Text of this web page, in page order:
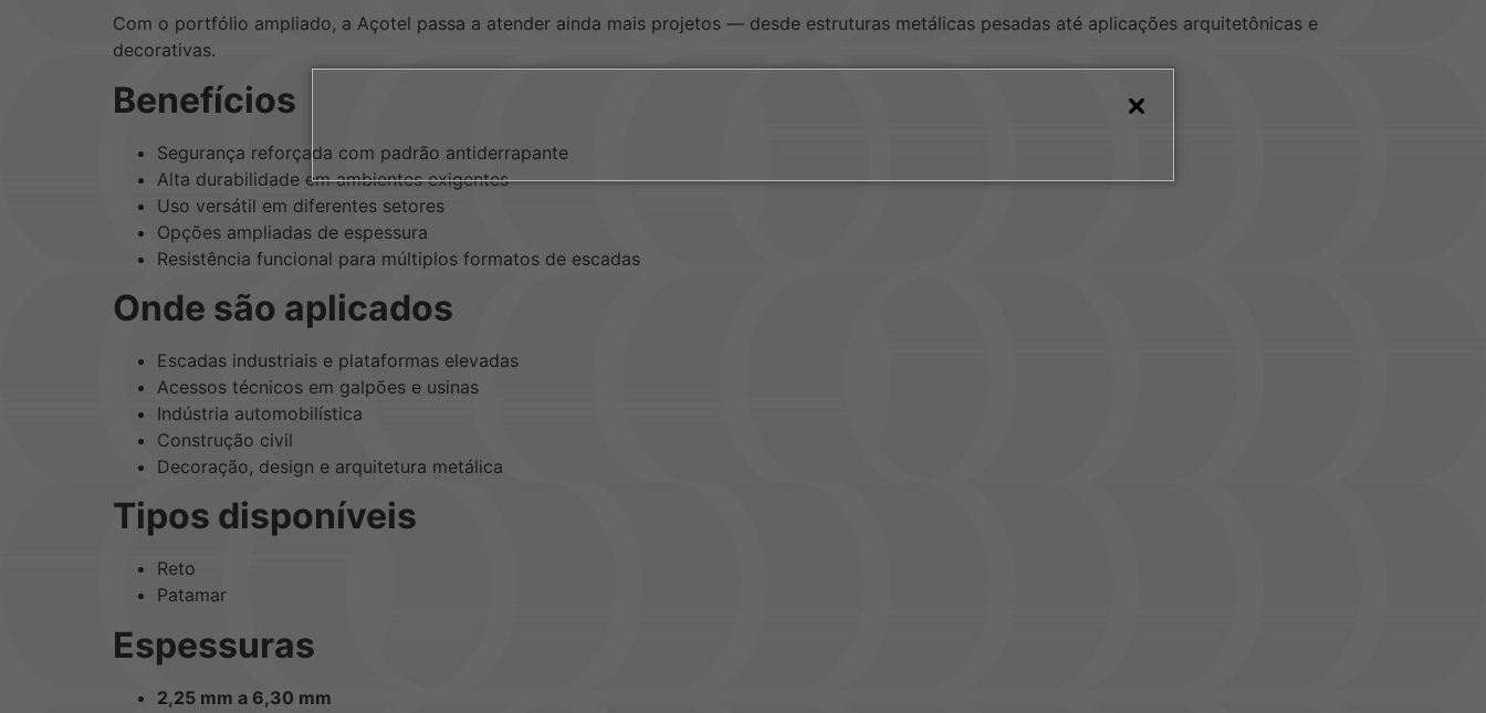
Com o portfólio ampliado, a Açotel passa a atender ainda mais projetos — desde estruturas metálicas pesadas até aplicações arquitetônicas e
decorativas.
Benefícios
Segurança reforçada com padrão antiderrapante
Alta durabilidade em ambientes exigentes
Uso versátil em diferentes setores
Opções ampliadas de espessura
Resistência funcional para múltiplos formatos de escadas
Onde são aplicados
Escadas industriais e plataformas elevadas
Acessos técnicos em galpões e usinas
Indústria automobilística
Construção civil
Decoração, design e arquitetura metálica
Tipos disponíveis
Reto
Patamar
Espessuras
2,25 mm a 6,30 mm